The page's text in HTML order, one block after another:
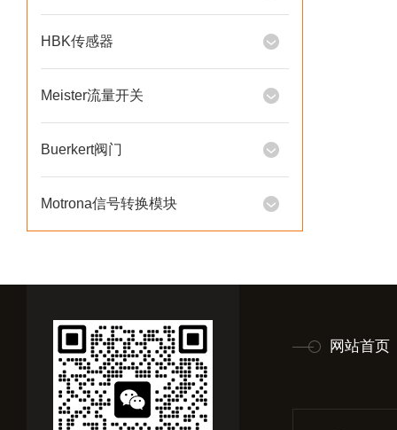
HBK传感器
Meister流量开关
Buerkert阀门
Motrona信号转换模块
网站首页